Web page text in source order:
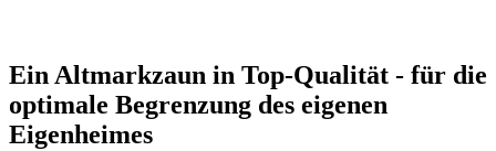
Ein Altmarkzaun in Top-Qualität - für die
optimale Begrenzung des eigenen
Eigenheimes